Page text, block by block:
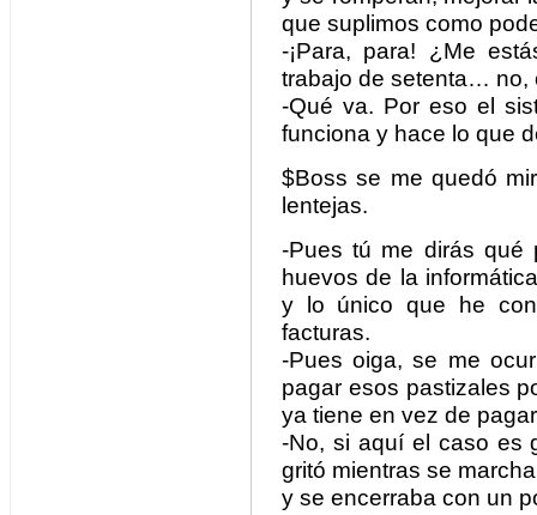
que suplimos como
-¡Para, para! ¿Me
trabajo de setenta… no,
-Qué va. Por eso el
funciona y hace lo que
$Boss se me quedó
lentejas.
-Pues tú me dirás qué
huevos de la
y lo único que he
facturas.
-Pues oiga, se me
pagar esos pastizales
ya tiene en vez de
-No, si aquí el caso es
gritó mientras se
y se encerraba con un